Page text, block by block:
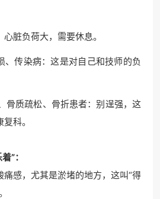
脏负荷大，需要休息。
、传染病：这是对自己和技师的负
骨质疏松、骨折患者：别逞强，这
科。
”：
痛感，尤其是淤堵的地方，这叫“得